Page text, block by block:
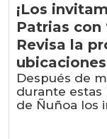
¡Los
Patrias con
Revisa la
ubicaciones
Después de
durante estas
de Ñuñoa los